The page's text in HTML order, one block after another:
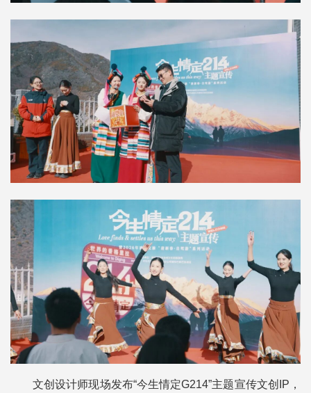
文创设计师现场发布“今生情定G214”主题宣传文创IP，